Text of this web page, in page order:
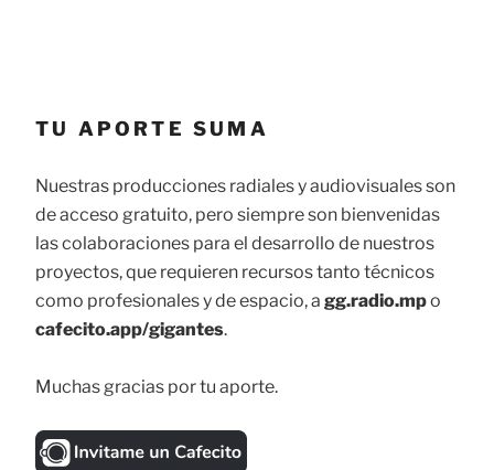
TU APORTE SUMA
Nuestras producciones radiales y audiovisuales son
de acceso gratuito, pero siempre son bienvenidas
las colaboraciones para el desarrollo de nuestros
proyectos, que requieren recursos tanto técnicos
como profesionales y de espacio, a gg.radio.mpo
cafecito.app/gigantes.
Muchas gracias por tu aporte.